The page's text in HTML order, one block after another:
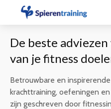
De beste
van je fitness
Betrouwbare en
krachttraining, oefeningen
zijn geschreven door